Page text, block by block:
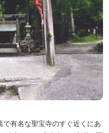
有名な聖宝寺のすぐ近くにあ